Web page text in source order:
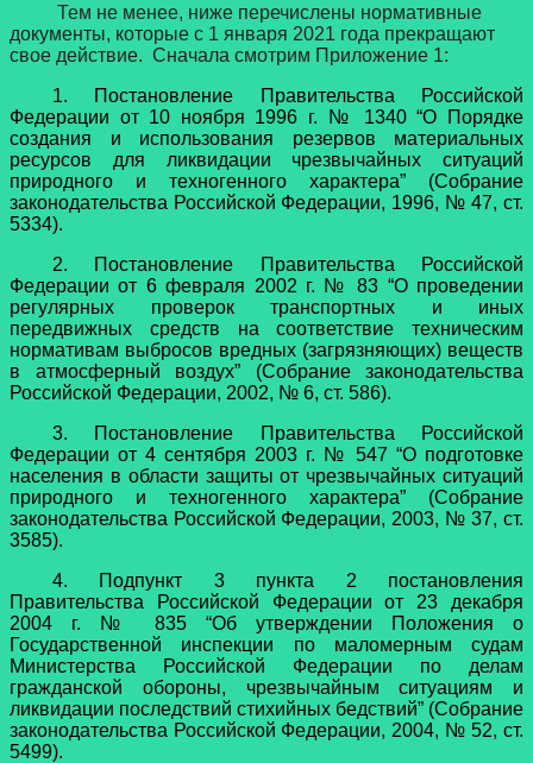
Тем не менее, ниже перечислены нормативные
документы, которые с 1 января 2021 года прекращают
свое действие. Сначала смотрим Приложение 1:
1. Постановление Правительства Российской
Федерации от 10 ноября 1996 г. № 1340 “О Порядке
создания и использования резервов материальных
ресурсов для ликвидации чрезвычайных ситуаций
природного и техногенного характера” (Собрание
законодательства Российской Федерации, 1996, № 47, ст.
5334).
2. Постановление Правительства Российской
Федерации от 6 февраля 2002 г. № 83 “О проведении
регулярных проверок транспортных и иных
передвижных средств на соответствие техническим
нормативам выбросов вредных (загрязняющих) веществ
в атмосферный воздух” (Собрание законодательства
Российской Федерации, 2002, № 6, ст. 586).
3. Постановление Правительства Российской
Федерации от 4 сентября 2003 г. № 547 “О подготовке
населения в области защиты от чрезвычайных ситуаций
природного и техногенного характера” (Собрание
законодательства Российской Федерации, 2003, № 37, ст.
3585).
4. Подпункт 3 пункта 2 постановления
Правительства Российской Федерации от 23 декабря
2004 г. № 835 “Об утверждении Положения о
Государственной инспекции по маломерным судам
Министерства Российской Федерации по делам
гражданской обороны, чрезвычайным ситуациям и
ликвидации последствий стихийных бедствий” (Собрание
законодательства Российской Федерации, 2004, № 52, ст.
5499).